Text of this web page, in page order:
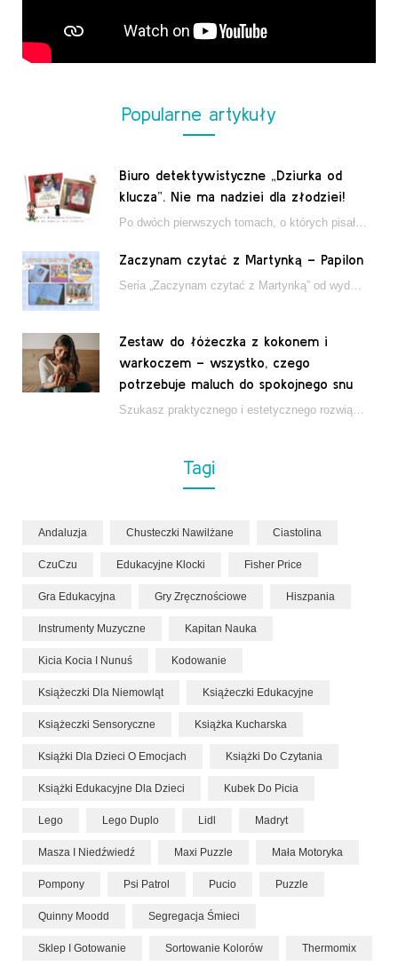
Popularne artykuły
Biuro detektywistyczne „Dziurka od
klucza”. Nie ma nadziei dla złodziei!
Zaczynam czytać z Martynką – Papilon
Zestaw do łóżeczka z kokonem i
warkoczem – wszystko, czego
potrzebuje maluch do spokojnego snu
Tagi
Andaluzja Chusteczki Nawilżane Ciastolina
CzuCzu Edukacyjne Klocki Fisher Price
Gra Edukacyjna Gry Zręcznościowe Hiszpania
Instrumenty Muzyczne Kapitan Nauka
Kicia Kocia I Nunuś Kodowanie
Książeczki Dla Niemowląt Książeczki Edukacyjne
Książeczki Sensoryczne Książka Kucharska
Książki Dla Dzieci O Emocjach Książki Do Czytania
Książki Edukacyjne Dla Dzieci Kubek Do Picia
Lego Lego Duplo Lidl Madryt
Masza I Niedźwiedź Maxi Puzzle Mała Motoryka
Pompony Psi Patrol Pucio Puzzle
Quinny Moodd Segregacja Śmieci
Sklep I Gotowanie Sortowanie Kolorów Thermomix